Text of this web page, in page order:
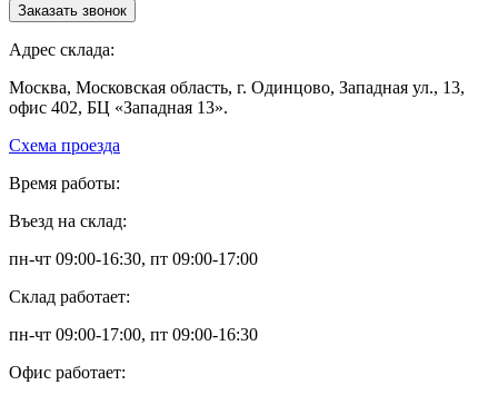
Заказать звонок
Адрес склада:
Москва, Московская область, г. Одинцово, Западная ул., 13,
офис 402, БЦ «Западная 13».
Схема проезда
Время работы:
Въезд на склад:
пн-чт 09:00-16:30, пт 09:00-17:00
Склад работает:
пн-чт 09:00-17:00, пт 09:00-16:30
Офис работает: